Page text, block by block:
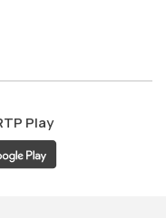
ao
Play